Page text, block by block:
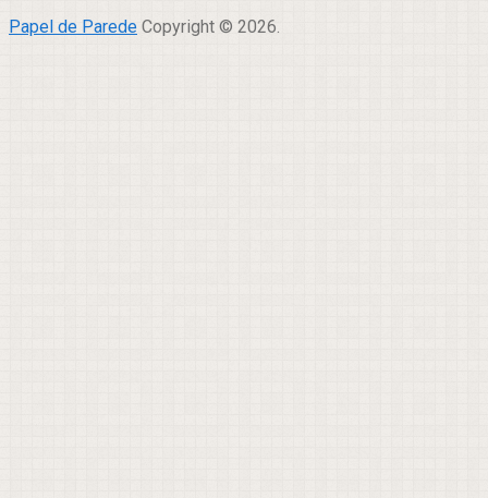
Papel de Parede Copyright © 2026.